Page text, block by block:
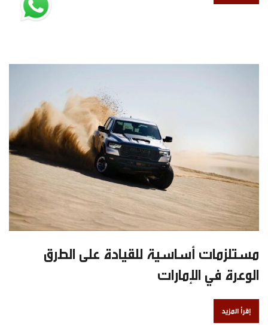
مستلزمات أساسية للقيادة على الطرق
الوعرة في الإمارات
إقرأ المزيد